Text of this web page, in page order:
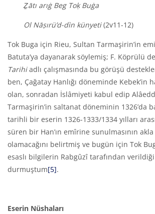
Ẕātı arıġ Beg Toḳ Buġa
Ol Nāṣırü’d-dìn künyeti(2v11-12)
Tok Buga için Rieu, Sultan Tarmaşirin’in
Batuta’ya dayanarak söylemiş; F. Köprülü de
Tarihiadlı çalışmasında bu görüşü
ben, Çağatay Hanlığı döneminde Kebek’in
olan, sonradan İslâmiyeti kabul edip
Tarmaşirin’in saltanat döneminin 1326’da
tarihli bir eserin 1326-1333/1334 yılları
süren bir Han’ın emîrine sunulmasının akla
olamacağını belirtmiş ve bugün için Tok
esaslı bilgilerin Rabgûzî tarafından
durmuştum[5].
Eserin Nüshaları